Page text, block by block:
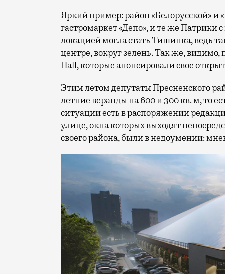
Яркий пример: район «Белорусской» и
гастромаркет «Депо», и те же Патрики
локацией могла стать Тишинка, ведь
центре, вокруг зелень. Так же,
Hall, которые анонсировали свое
Этим летом депутаты Пресненского
летние веранды на 600 и 300 кв. м, то
ситуации есть в распоряжении
улице, окна которых выходят
своего района, были в недоумении: